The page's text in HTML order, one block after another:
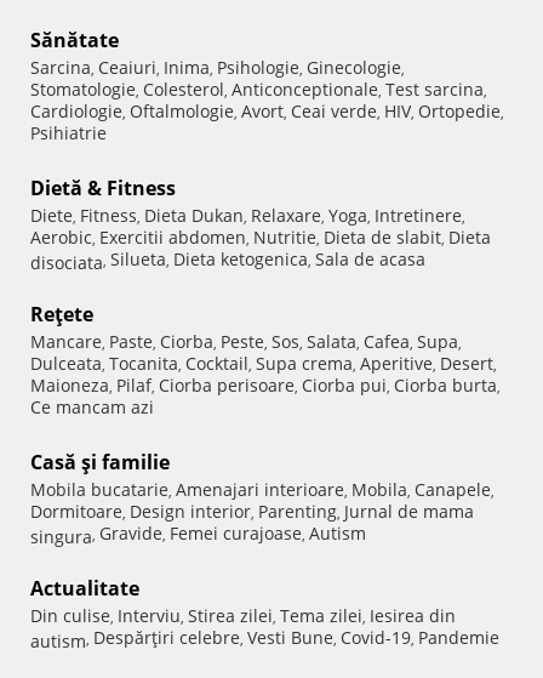
Sănătate
Sarcina, Ceaiuri, Inima, Psihologie, Ginecologie,
Stomatologie, Colesterol, Anticonceptionale, Test sarcina,
Cardiologie, Oftalmologie, Avort, Ceai verde, HIV, Ortopedie,
Psihiatrie
Dietă & Fitness
Diete, Fitness, Dieta Dukan, Relaxare, Yoga, Intretinere,
Aerobic, Exercitii abdomen, Nutritie, Dieta de slabit, Dieta
disociata, Silueta, Dieta ketogenica, Sala de acasa
Reţete
Mancare, Paste, Ciorba, Peste, Sos, Salata, Cafea, Supa,
Dulceata, Tocanita, Cocktail, Supa crema, Aperitive, Desert,
Maioneza, Pilaf, Ciorba perisoare, Ciorba pui, Ciorba burta,
Ce mancam azi
Casă şi familie
Mobila bucatarie, Amenajari interioare, Mobila, Canapele,
Dormitoare, Design interior, Parenting, Jurnal de mama
singura, Gravide, Femei curajoase, Autism
Actualitate
Din culise, Interviu, Stirea zilei, Tema zilei, Iesirea din
autism, Despărţiri celebre, Vesti Bune, Covid-19, Pandemie